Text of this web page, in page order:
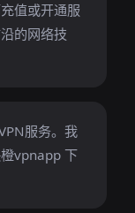
值或开通服
的网络技
服务。我
vpnapp 下